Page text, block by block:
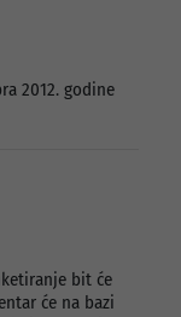
2012. godine
bit će
će na bazi